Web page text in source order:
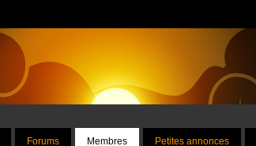
Forums Membres Petites annonces